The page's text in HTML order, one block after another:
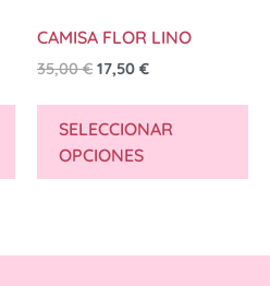
CAMISA FLOR LINO
35,00€ 17,50 €
SELECCIONAR
OPCIONES